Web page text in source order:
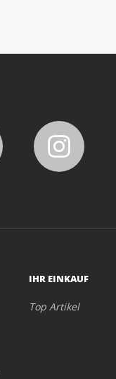
IHR EINKAUF
Top Artikel